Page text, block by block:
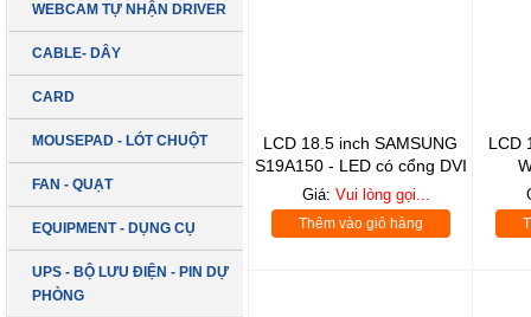
WEBCAM TỰ NHẬN DRIVER
CABLE- DÂY
CARD
MOUSEPAD - LÓT CHUỘT
FAN - QUẠT
EQUIPMENT - DỤNG CỤ
UPS - BỘ LƯU ĐIỆN - PIN DỰ
PHÒNG
LCD 18.5 inch SAMSUNG
S19A150 - LED có cổng DVI
Giá:Vui lòng gọi...
Thêm vào giỏ hàng
LCD